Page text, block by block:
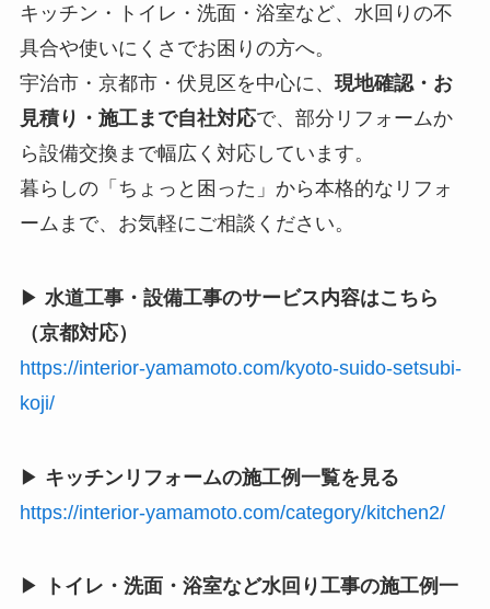
キッチン・トイレ・洗面・浴室など、水回りの不
具合や使いにくさでお困りの方へ。
宇治市・京都市・伏見区を中心に、 現地確認・お
見積り・施工まで自社対応で、部分リフォームか
ら設備交換まで幅広く対応しています。
暮らしの「ちょっと困った」から本格的なリフォ
ームまで、お気軽にご相談ください。
▶ 水道工事・設備工事のサービス内容はこちら
（京都対応）
https://interior-yamamoto.com/kyoto-suido-setsubi-
koji/
▶ キッチンリフォームの施工例一覧を見る
https://interior-yamamoto.com/category/kitchen2/
▶
トイレ・洗面・浴室など水回り工事の施工例一